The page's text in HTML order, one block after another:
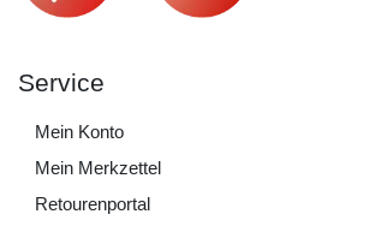
Service
Mein Konto
Mein Merkzettel
Retourenportal